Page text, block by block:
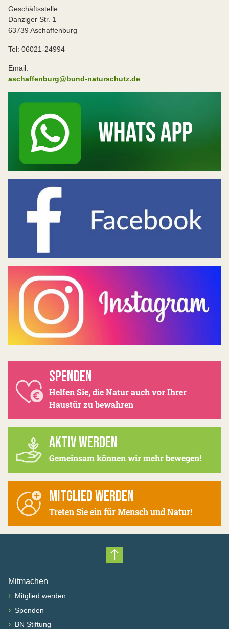
Geschäftsstelle:
Danziger Str. 1
63739 Aschaffenburg
Tel: 06021-24994
Email:
aschaffenburg@bund-naturschutz.de
SPENDEN
Helfen Sie, die Natur auch vor Ihrer
Haustür zu bewahren
AKTIV WERDEN
Gemeinsam können wir mehr bewegen!
MITGLIED WERDEN
Treten Sie ein für Mensch und Natur!
Nach oben scrollen
Mitmachen
› Mitglied werden
› Spenden
› BN Stiftung